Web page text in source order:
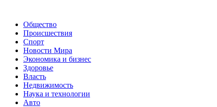
Общество
Происшествия
Спорт
Новости Мира
Экономика и бизнес
Здоровье
Власть
Недвижимость
Наука и технологии
Авто